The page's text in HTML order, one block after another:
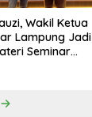
Wakil Ketua
Lampung Jadi
Seminar